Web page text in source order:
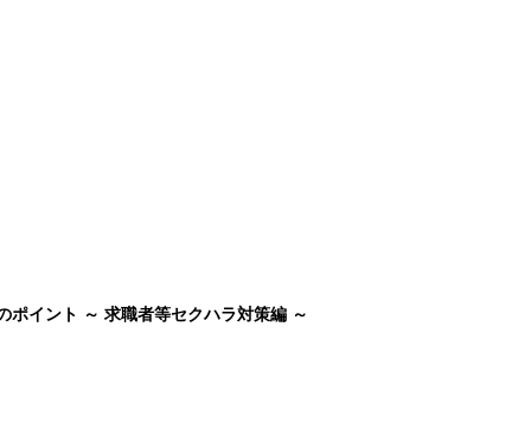
ポイント ～ 求職者等セクハラ対策編 ～